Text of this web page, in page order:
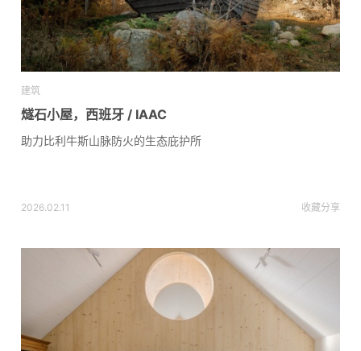
建筑
燧石小屋，西班牙 / IAAC
助力比利牛斯山脉防火的生态庇护所
2026.02.11 收藏分享